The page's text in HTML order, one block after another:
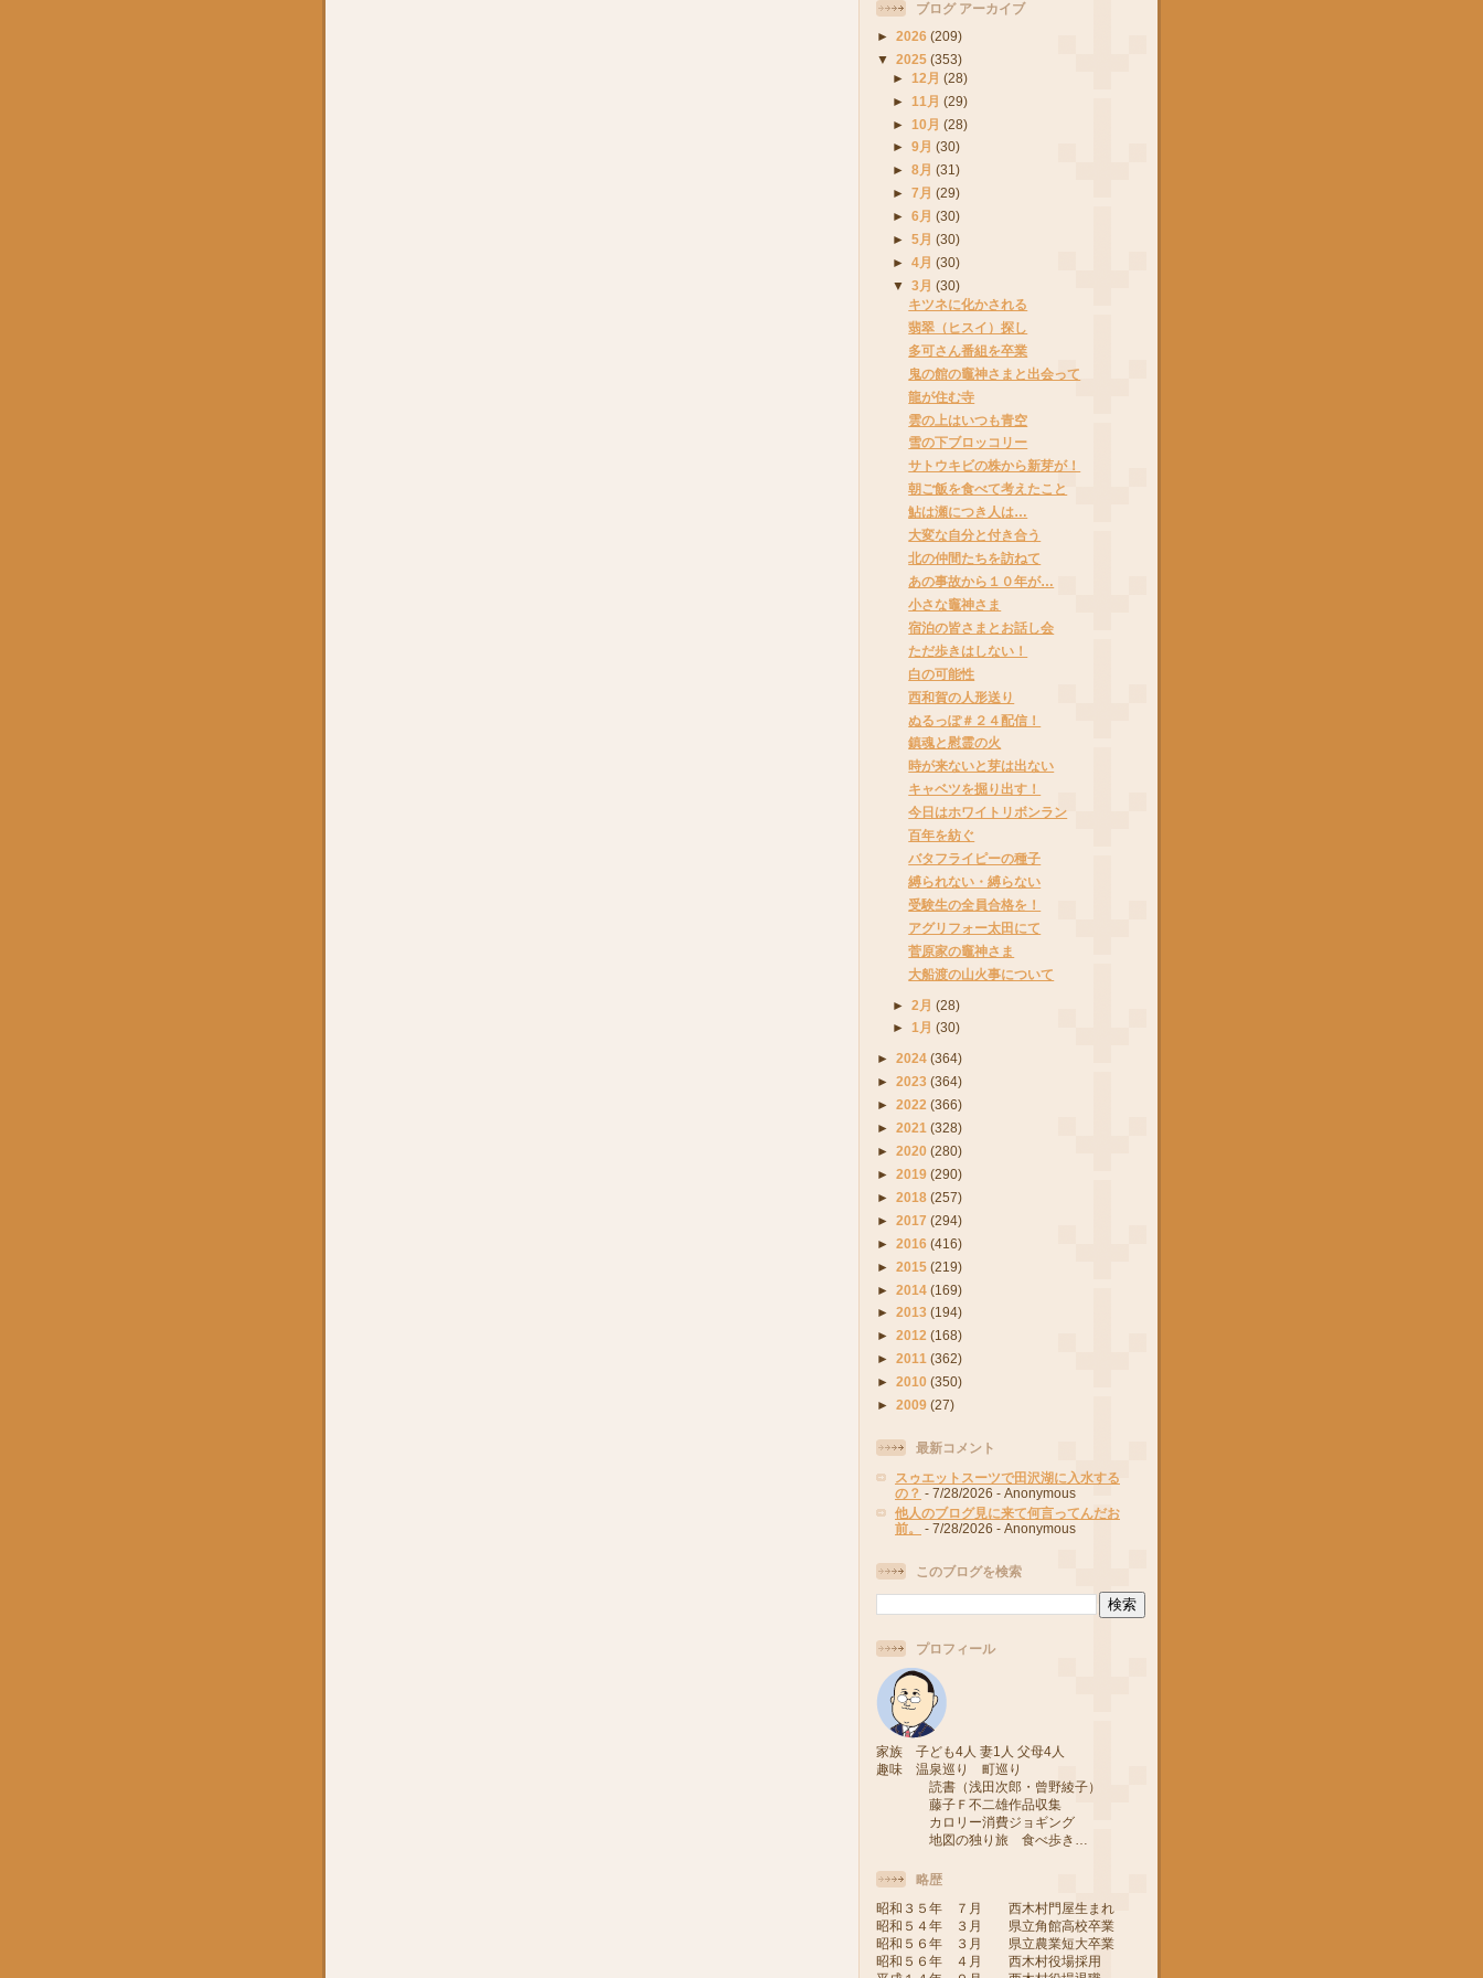
ブログ アーカイブ
► 2026 (209)
▼ 2025 (353)
► 12月(28)
► 11月(29)
► 10月(28)
►9月(30)
►8月(31)
►7月(29)
►6月(30)
►5月(30)
►4月(30)
▼3月(30)
キツネに化かされる
翡翠（ヒスイ）探し
多可さん番組を卒業
鬼の館の竈神さまと出会って
龍が住む寺
雲の上はいつも青空
雪の下ブロッコリー
サトウキビの株から新芽が！
朝ご飯を食べて考えたこと
鮎は瀬につき人は…
大変な自分と付き合う
北の仲間たちを訪ねて
あの事故から１０年が…
小さな竈神さま
宿泊の皆さまとお話し会
ただ歩きはしない！
白の可能性
西和賀の人形送り
ぬるっぽ＃２４配信！
鎮魂と慰霊の火
時が来ないと芽は出ない
キャベツを掘り出す！
今日はホワイトリボンラン
百年を紡ぐ
バタフライピーの種子
縛られない・縛らない
受験生の全員合格を！
アグリフォー太田にて
菅原家の竈神さま
大船渡の山火事について
►2月(28)
► 1月(30)
► 2024 (364)
► 2023 (364)
► 2022 (366)
► 2021 (328)
► 2020 (280)
► 2019 (290)
► 2018 (257)
► 2017 (294)
► 2016 (416)
► 2015 (219)
► 2014 (169)
► 2013 (194)
► 2012 (168)
► 2011 (362)
► 2010 (350)
► 2009 (27)
最新コメント
スゥエットスーツで田沢湖に入水する
の？ - 7/28/2026 - Anonymous
他人のブログ見に来て何言ってんだお
前。
- 7/28/2026 - Anonymous
このブログを検索
プロフィール
家族 子ども4人 妻1人 父母4人
趣味 温泉巡り 町巡り
読書（浅田次郎・曾野綾子）
藤子Ｆ不二雄作品収集
カロリー消費ジョギング
地図の独り旅 食べ歩き…
略歴
昭和３５年 ７月 西木村門屋生まれ
昭和５４年 ３月 県立角館高校卒業
昭和５６年 ３月 県立農業短大卒業
昭和５６年 ４月 西木村役場採用